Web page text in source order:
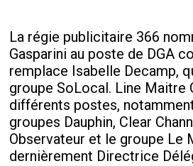
La régie publicitaire 366
Gasparini au poste de DGA
remplace Isabelle Decamp,
groupe SoLocal. Line Maitre
différents postes,
groupes Dauphin, Clear
Observateur et le groupe Le
dernièrement Directrice